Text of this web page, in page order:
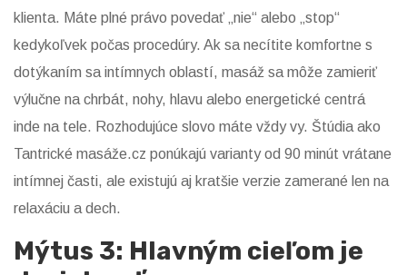
klienta. Máte plné právo povedať „nie“ alebo „stop“
kedykoľvek počas procedúry. Ak sa necítite komfortne s
dotýkaním sa intímnych oblastí, masáž sa môže zamieriť
výlučne na chrbát, nohy, hlavu alebo energetické centrá
inde na tele. Rozhodujúce slovo máte vždy vy. Štúdia ako
Tantrické masáže.cz ponúkajú varianty od 90 minút vrátane
intímnej časti, ale existujú aj kratšie verzie zamerané len na
relaxáciu a dech.
Mýtus 3: Hlavným cieľom je